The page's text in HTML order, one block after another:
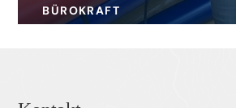
BÜROKRAFT